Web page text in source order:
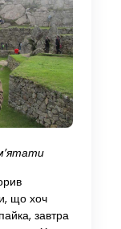
що хоч
завтра